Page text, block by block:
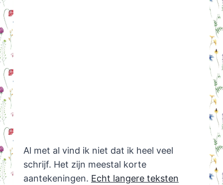
Al met al vind ik niet dat ik heel veel
schrijf. Het zijn meestal korte
aantekeningen. Echt langere teksten